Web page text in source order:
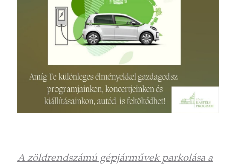
A zöldrendszámú gépjárművek parkolása a